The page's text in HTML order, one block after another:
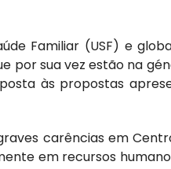
Familiar (USF) e
sua vez estão na
às propostas
carências em
em recursos